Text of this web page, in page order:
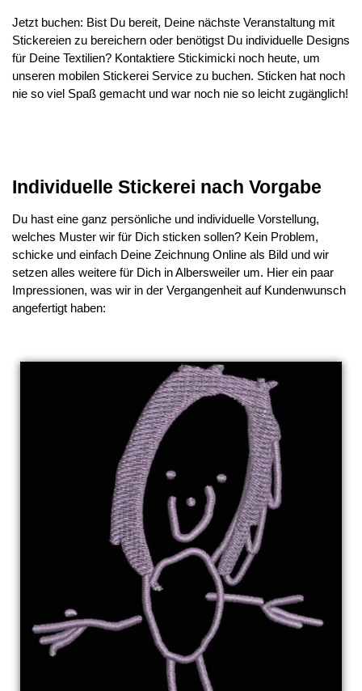
Jetzt buchen: Bist Du bereit, Deine nächste Veranstaltung mit
Stickereien zu bereichern oder benötigst Du individuelle Designs
für Deine Textilien? Kontaktiere Stickimicki noch heute, um
unseren mobilen Stickerei Service zu buchen. Sticken hat noch
nie so viel Spaß gemacht und war noch nie so leicht zugänglich!
Individuelle Stickerei nach Vorgabe
Du hast eine ganz persönliche und individuelle Vorstellung,
welches Muster wir für Dich sticken sollen? Kein Problem,
schicke und einfach Deine Zeichnung Online als Bild und wir
setzen alles weitere für Dich in Albersweiler um. Hier ein paar
Impressionen, was wir in der Vergangenheit auf Kundenwunsch
angefertigt haben: